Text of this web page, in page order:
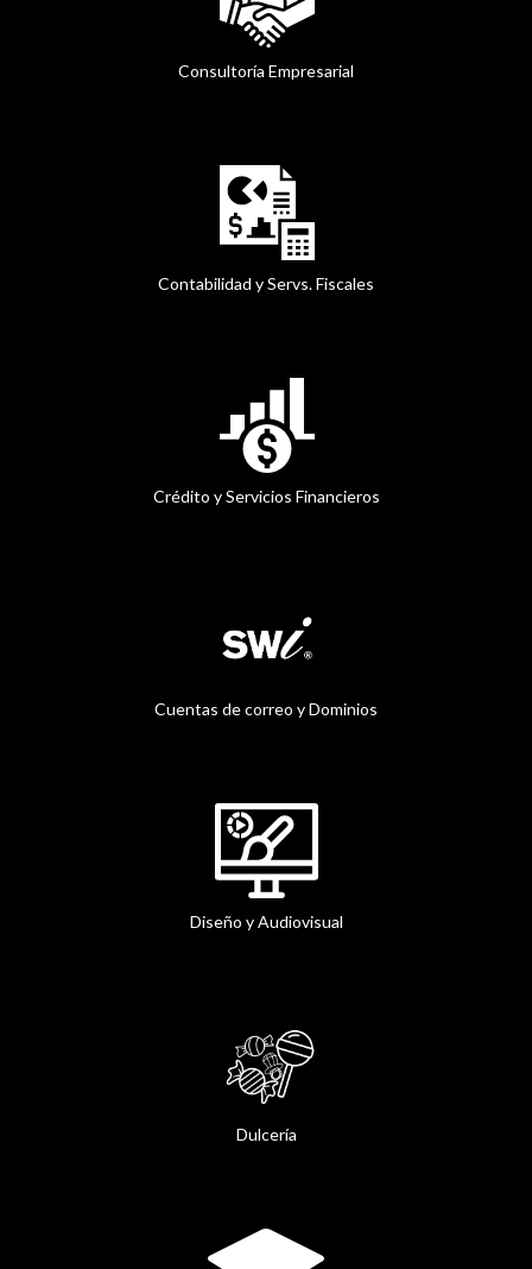
Consultoría Empresarial
Contabilidad y Servs. Fiscales
Crédito y Servicios Financieros
Cuentas de correo y Dominios
Diseño y Audiovisual
Dulcería